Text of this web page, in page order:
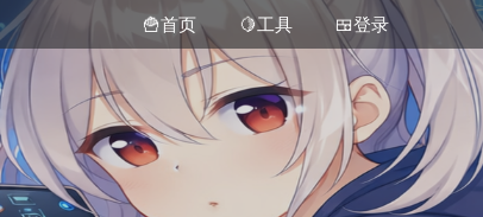
🍟首页 🍋工具 🍱登录